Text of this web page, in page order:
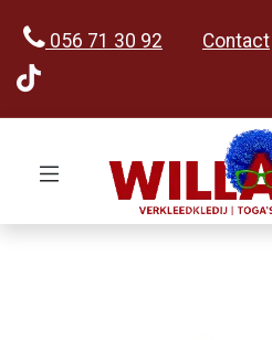
056 71 30 92 Contact